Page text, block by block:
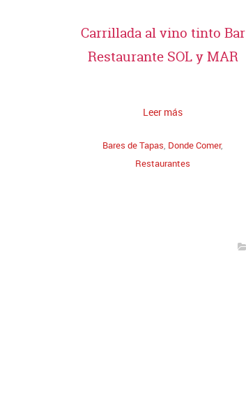
Carrillada al vino tinto Bar
Restaurante SOL y MAR
Leer más
Bares de Tapas, Donde Comer,
Restaurantes